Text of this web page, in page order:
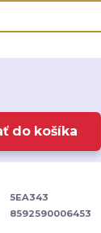
do košíka
5EA343
8592590006453